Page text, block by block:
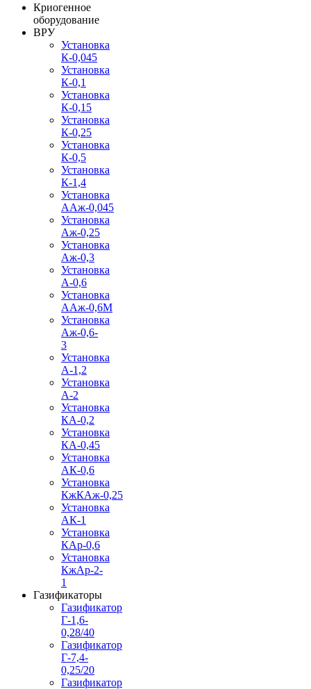
Криогенное
оборудование
ВРУ
Установка
К-0,045
Установка
К-0,1
Установка
К-0,15
Установка
К-0,25
Установка
К-0,5
Установка
К-1,4
Установка
ААж-0,045
Установка
Аж-0,25
Установка
Аж-0,3
Установка
А-0,6
Установка
ААж-0,6М
Установка
Аж-0,6-
3
Установка
А-1,2
Установка
А-2
Установка
КА-0,2
Установка
КА-0,45
Установка
АК-0,6
Установка
КжКАж-0,25
Установка
АК-1
Установка
КАр-0,6
Установка
КжАр-2-
1
Газификаторы
Газификатор
Г-1,6-
0,28/40
Газификатор
Г-7,4-
0,25/20
Газификатор